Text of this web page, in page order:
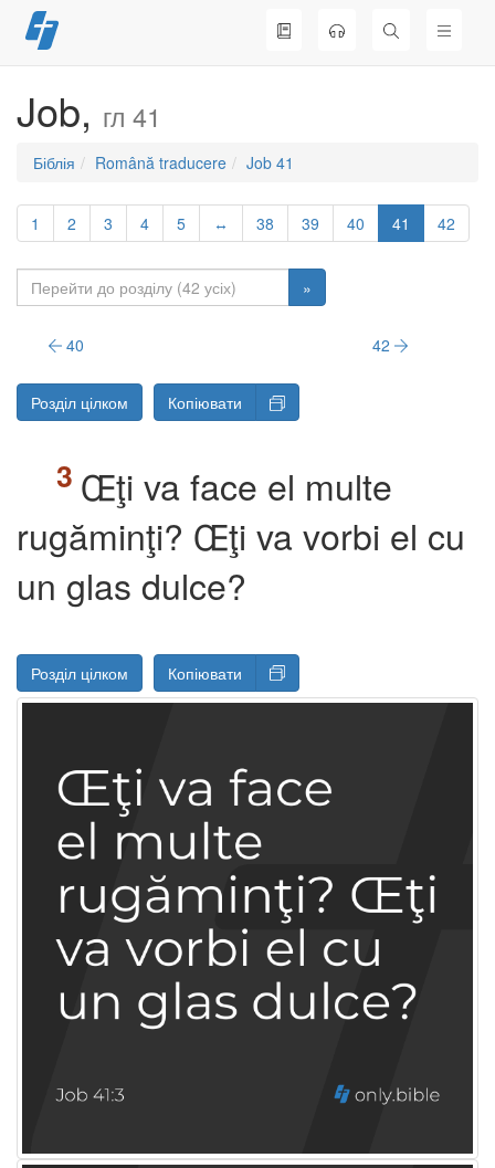
Перейти
до
Job, гл 41
Біблія Română traducere Job 41
1 2 3 4 5 ↔ 38 39 40 41 42
»
40 42
Розділ цілком Копіювати
Œţi va face el multe
rugăminţi? Œţi va vorbi el cu
un glas dulce?
Розділ цілком Копіювати